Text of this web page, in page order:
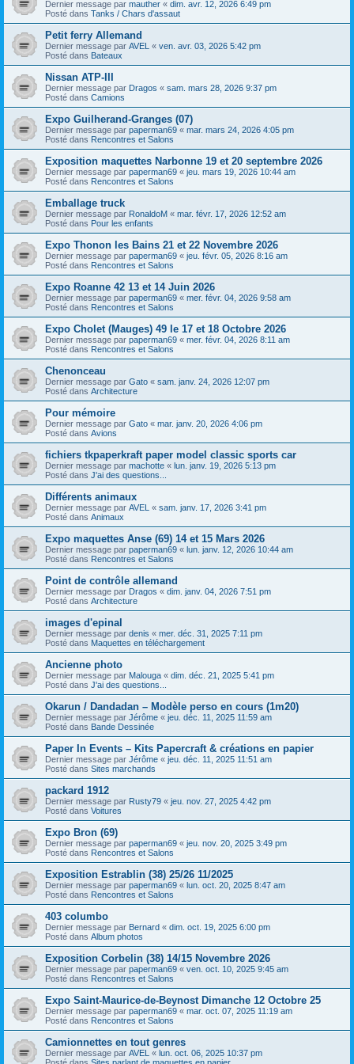
Dernier message par mauther « dim. avr. 12, 2026 6:49 pm
Posté dans Tanks / Chars d'assaut
Petit ferry Allemand
Dernier message par AVEL « ven. avr. 03, 2026 5:42 pm
Posté dans Bateaux
Nissan ATP-III
Dernier message par Dragos « sam. mars 28, 2026 9:37 pm
Posté dans Camions
Expo Guilherand-Granges (07)
Dernier message par paperman69 « mar. mars 24, 2026 4:05 pm
Posté dans Rencontres et Salons
Exposition maquettes Narbonne 19 et 20 septembre 2026
Dernier message par paperman69 « jeu. mars 19, 2026 10:44 am
Posté dans Rencontres et Salons
Emballage truck
Dernier message par RonaldoM « mar. févr. 17, 2026 12:52 am
Posté dans Pour les enfants
Expo Thonon les Bains 21 et 22 Novembre 2026
Dernier message par paperman69 « jeu. févr. 05, 2026 8:16 am
Posté dans Rencontres et Salons
Expo Roanne 42 13 et 14 Juin 2026
Dernier message par paperman69 « mer. févr. 04, 2026 9:58 am
Posté dans Rencontres et Salons
Expo Cholet (Mauges) 49 le 17 et 18 Octobre 2026
Dernier message par paperman69 « mer. févr. 04, 2026 8:11 am
Posté dans Rencontres et Salons
Chenonceau
Dernier message par Gato « sam. janv. 24, 2026 12:07 pm
Posté dans Architecture
Pour mémoire
Dernier message par Gato « mar. janv. 20, 2026 4:06 pm
Posté dans Avions
fichiers tkpaperkraft paper model classic sports car
Dernier message par machotte « lun. janv. 19, 2026 5:13 pm
Posté dans J'ai des questions...
Différents animaux
Dernier message par AVEL « sam. janv. 17, 2026 3:41 pm
Posté dans Animaux
Expo maquettes Anse (69) 14 et 15 Mars 2026
Dernier message par paperman69 « lun. janv. 12, 2026 10:44 am
Posté dans Rencontres et Salons
Point de contrôle allemand
Dernier message par Dragos « dim. janv. 04, 2026 7:51 pm
Posté dans Architecture
images d'epinal
Dernier message par denis « mer. déc. 31, 2025 7:11 pm
Posté dans Maquettes en téléchargement
Ancienne photo
Dernier message par Malouga « dim. déc. 21, 2025 5:41 pm
Posté dans J'ai des questions...
Okarun / Dandadan – Modèle perso en cours (1m20)
Dernier message par Jérôme « jeu. déc. 11, 2025 11:59 am
Posté dans Bande Dessinée
Paper In Events – Kits Papercraft & créations en papier
Dernier message par Jérôme « jeu. déc. 11, 2025 11:51 am
Posté dans Sites marchands
packard 1912
Dernier message par Rusty79 « jeu. nov. 27, 2025 4:42 pm
Posté dans Voitures
Expo Bron (69)
Dernier message par paperman69 « jeu. nov. 20, 2025 3:49 pm
Posté dans Rencontres et Salons
Exposition Estrablin (38) 25/26 11/2025
Dernier message par paperman69 « lun. oct. 20, 2025 8:47 am
Posté dans Rencontres et Salons
403 columbo
Dernier message par Bernard « dim. oct. 19, 2025 6:00 pm
Posté dans Album photos
Exposition Corbelin (38) 14/15 Novembre 2026
Dernier message par paperman69 « ven. oct. 10, 2025 9:45 am
Posté dans Rencontres et Salons
Expo Saint-Maurice-de-Beynost Dimanche 12 Octobre 25
Dernier message par paperman69 « mar. oct. 07, 2025 11:19 am
Posté dans Rencontres et Salons
Camionnettes en tout genres
Dernier message par AVEL « lun. oct. 06, 2025 10:37 pm
Posté dans Sites parlant de maquettes en papier